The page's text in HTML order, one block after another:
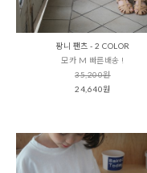
팡니 팬츠 - 2 COLOR
모카 M 빠른배송 !
35,200원
24,640원